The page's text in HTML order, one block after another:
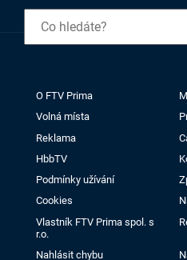
O FTV Prima
Volná místa
Reklama
HbbTV
Podmínky užívání
Cookies
Vlastník FTV Prima spol. s
r.o.
Nahlásit chybu